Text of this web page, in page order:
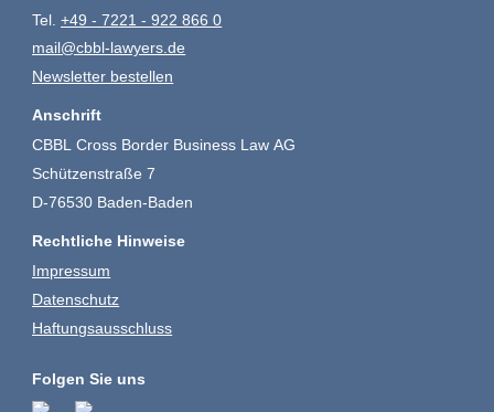
Tel.+49 - 7221 - 922 866 0
mail@cbbl-lawyers.de
Newsletter bestellen
Anschrift
CBBL Cross Border Business Law AG
Schützenstraße 7
D-76530 Baden-Baden
Rechtliche Hinweise
Impressum
Datenschutz
Haftungsausschluss
Folgen Sie uns